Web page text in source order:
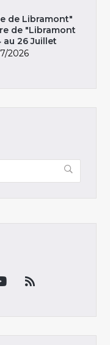
de Libramont"
de "Libramont
au 26 Juillet
2026